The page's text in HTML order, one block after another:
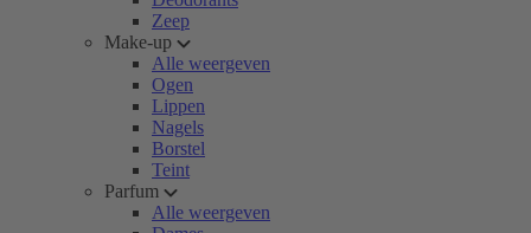
Zeep
Make-up
Alle weergeven
Ogen
Lippen
Nagels
Borstel
Teint
Parfum
Alle weergeven